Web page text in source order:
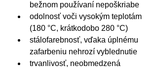
bežnom používaní nepoškriabe
odolnosť voči vysokým teplotám
(180 °C, krátkodobo 280 °C)
stálofarebnosť, vďaka úplnému
zafarbeniu nehrozí vyblednutie
trvanlivosť, neobmedzená